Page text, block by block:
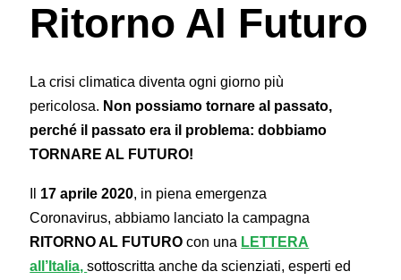
Ritorno Al Futuro
La crisi climatica diventa ogni giorno più
pericolosa. Non possiamo tornare al passato,
perché il passato era il problema: dobbiamo
TORNARE AL FUTURO!
Il 17 aprile 2020, in piena emergenza
Coronavirus, abbiamo lanciato la campagna
RITORNO AL FUTURO con una LETTERA
all’Italia,sottoscritta anche da scienziati, esperti ed